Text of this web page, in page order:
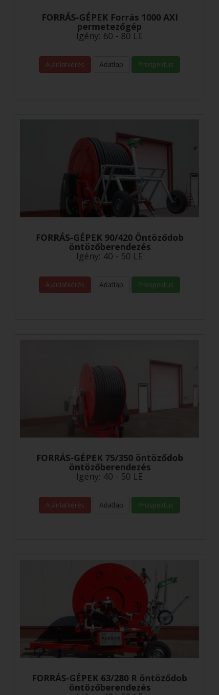
FORRÁS-GÉPEK Forrás 1000 AXI
permetezőgép
Igény: 60 - 80 LE
Ajánlatkérés Adatlap Prospektus
FORRÁS-GÉPEK 90/420 Öntöződob
öntözőberendezés
Igény: 40 - 50 LE
Ajánlatkérés Adatlap Prospektus
FORRÁS-GÉPEK 75/350 öntöződob
öntözőberendezés
Igény: 40 - 50 LE
Ajánlatkérés Adatlap Prospektus
FORRÁS-GÉPEK 63/280 R öntöződob
öntözőberendezés